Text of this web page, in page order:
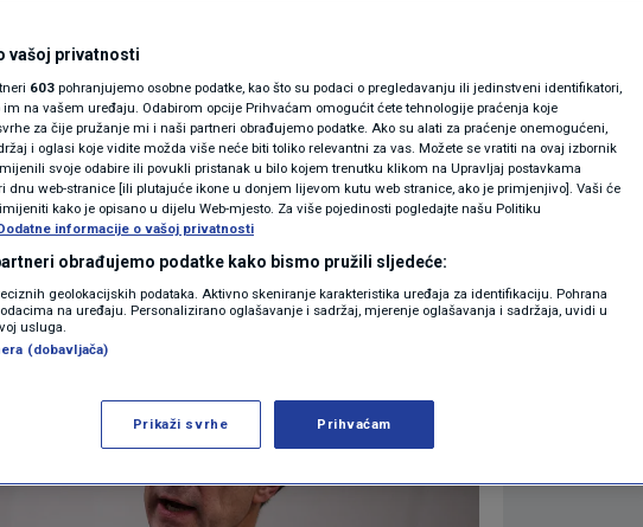
KOLUMNE
N1(DIS)INFO
KLIMATSKE PROMJENE
FOTO
VIDEO
ne promijene,
na Novi Zeland
3 komentara
Više
vašoj privatnosti
603 pohranjujemo osobne podatke, kao što su podaci o pregledavanju ili jedinstveni identifikatori,
na vašem uređaju. Odabirom opcije Prihvaćam omogućit ćete tehnologije praćenja koje
za čije pružanje mi i naši partneri obrađujemo podatke. Ako su alati za praćenje onemogućeni,
i oglasi koje vidite možda više neće biti toliko relevantni za vas. Možete se vratiti na ovaj izbornik
svoje odabire ili povukli pristanak u bilo kojem trenutku klikom na Upravljaj postavkama
dnu web-stranice [ili plutajuće ikone u donjem lijevom kutu web stranice, ako je primjenjivo]. Vaši će
kako je opisano u dijelu Web-mjesto. Za više pojedinosti pogledajte našu Politiku
informacije o vašoj privatnosti
obrađujemo podatke kako bismo pružili sljedeće:
geolokacijskih podataka. Aktivno skeniranje karakteristika uređaja za identifikaciju. Pohrana
na uređaju. Personalizirano oglašavanje i sadržaj, mjerenje oglašavanja i sadržaja, uvidi u
usluga.
(dobavljača)
Prikaži svrhe Prihvaćam